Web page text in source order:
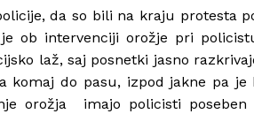
da so bili na kraju protesta
ob intervenciji orožje pri
laž, saj posnetki jasno
komaj do pasu, izpod jakne pa
orožja imajo policisti